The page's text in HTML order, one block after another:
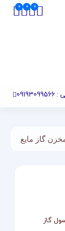
گاز مایع
گاز